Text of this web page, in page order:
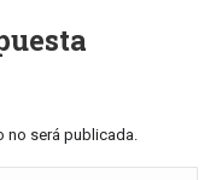
no será publicada.